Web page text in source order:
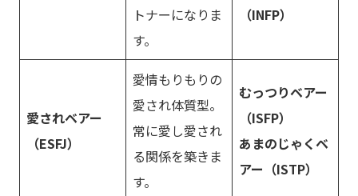
トナーになりま
す。
（INFP）
愛されベアー
（ESFJ）
愛情もりもりの
愛され体質型。
常に愛し愛され
る関係を築きま
す。
むっつりベアー
（ISFP）
あまのじゃくベ
アー（ISTP）